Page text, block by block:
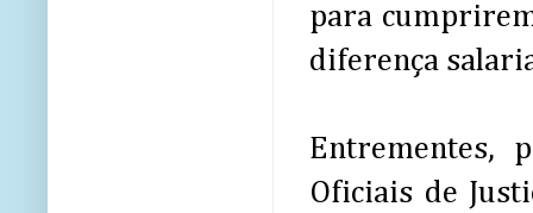
para
diferença
Entrementes,
Oficiais de